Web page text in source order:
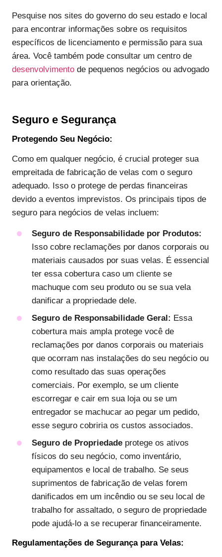
Pesquise nos sites do governo do seu estado e local
para encontrar informações sobre os requisitos
específicos de licenciamento e permissão para sua
área. Você também pode consultar um centro de
desenvolvimento de pequenos negócios ou advogado
para orientação.
Seguro e Segurança
Protegendo Seu Negócio:
Como em qualquer negócio, é crucial proteger sua
empreitada de fabricação de velas com o seguro
adequado. Isso o protege de perdas financeiras
devido a eventos imprevistos. Os principais tipos de
seguro para negócios de velas incluem:
Seguro de Responsabilidade por Produtos:
Isso cobre reclamações por danos corporais ou
materiais causados por suas velas. É essencial
ter essa cobertura caso um cliente se
machuque com seu produto ou se sua vela
danificar a propriedade dele.
Seguro de Responsabilidade Geral: Essa
cobertura mais ampla protege você de
reclamações por danos corporais ou materiais
que ocorram nas instalações do seu negócio ou
como resultado das suas operações
comerciais. Por exemplo, se um cliente
escorregar e cair em sua loja ou se um
entregador se machucar ao pegar um pedido,
esse seguro cobriria os custos associados.
Seguro de Propriedade protege os ativos
físicos do seu negócio, como inventário,
equipamentos e local de trabalho. Se seus
suprimentos de fabricação de velas forem
danificados em um incêndio ou se seu local de
trabalho for assaltado, o seguro de propriedade
pode ajudá-lo a se recuperar financeiramente.
Regulamentações de Segurança para Velas: